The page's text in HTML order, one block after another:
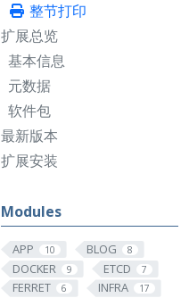
整节打印
扩展总览
基本信息
元数据
软件包
最新版本
扩展安装
Modules
APP 10 BLOG 8
DOCKER 9 ETCD 7
FERRET 6 INFRA 17